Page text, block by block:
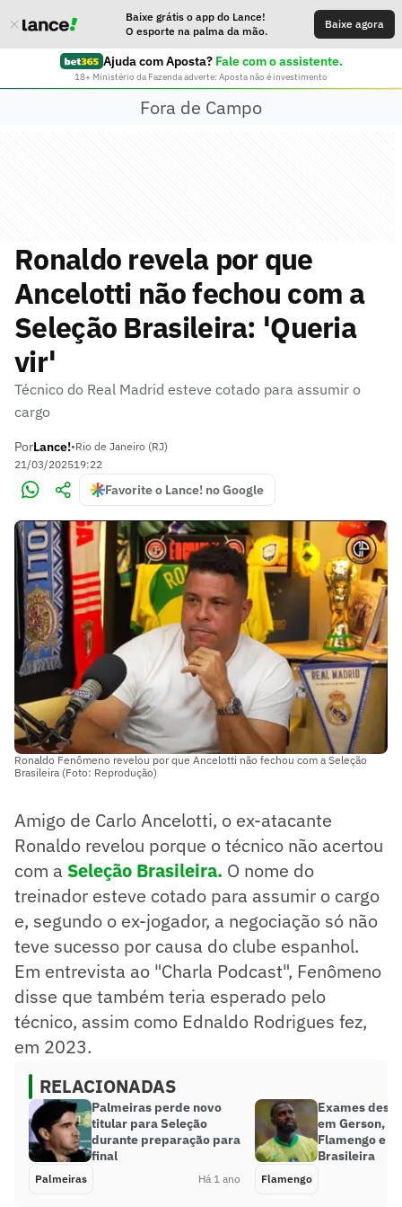
Baixe grátis o app do Lance!
O esporte na palma da mão.
Baixe agora
Ajuda com Aposta? Fale com o assistente.
18+ Ministério da Fazenda adverte: Aposta não é investimento
Fora de Campo
Ronaldo revela por que
Ancelotti não fechou com a
Seleção Brasileira: 'Queria
vir'
Técnico do Real Madrid esteve cotado para assumir o
cargo
PorLance!•Rio de Janeiro (RJ)
21/03/202519:22
Favorite o Lance! no Google
Ronaldo Fenômeno revelou por que Ancelotti não fechou com a Seleção
Brasileira (Foto: Reprodução)
Amigo de Carlo Ancelotti, o ex-atacante
Ronaldo revelou porque o técnico não acertou
com a Seleção Brasileira. O nome do
treinador esteve cotado para assumir o cargo
e, segundo o ex-jogador, a negociação só não
teve sucesso por causa do clube espanhol.
Em entrevista ao "Charla Podcast", Fenômeno
disse que também teria esperado pelo
técnico, assim como Ednaldo Rodrigues fez,
em 2023.
RELACIONADAS
Palmeiras perde novo
titular para Seleção
durante preparação para
final
Palmeiras Há 1 ano
Exames
em Gerson,
Flamengo e
Brasileira
Flamengo